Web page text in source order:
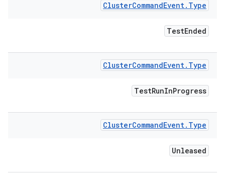
ClusterCommandEvent. Type
TestEnded
ClusterCommandEvent. Type
TestRunInProgress
ClusterCommandEvent. Type
Unleased